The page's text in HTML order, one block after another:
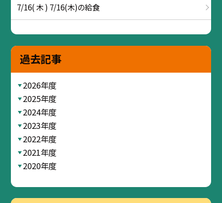
7/16( 木 ) 7/16(木)の給食
過去記事
2026年度
2025年度
2024年度
2023年度
2022年度
2021年度
2020年度